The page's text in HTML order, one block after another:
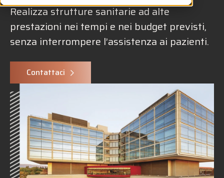
Realizza strutture sanitarie ad alte
prestazioni nei tempi e nei budget previsti,
senza interrompere l’assistenza ai pazienti.
Contattaci